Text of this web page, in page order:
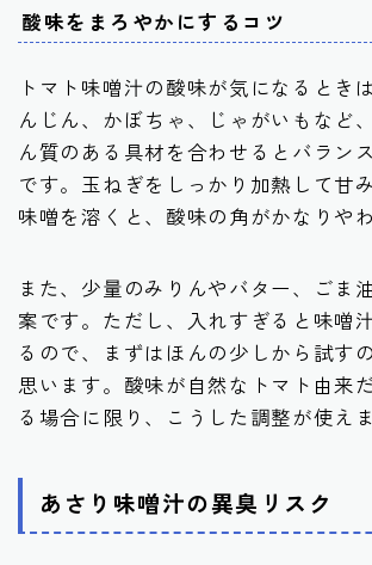
酸味をまろやかにするコツ
トマト味噌汁の酸味が気になるとき
んじん、かぼちゃ、じゃがいもなど
ん質のある具材を合わせるとバラン
です。玉ねぎをしっかり加熱して甘
味噌を溶くと、酸味の角がかなりや
また、少量のみりんやバター、ごま
案です。ただし、入れすぎると味噌
るので、まずはほんの少しから試す
思います。酸味が自然なトマト由来
る場合に限り、こうした調整が使えま
あさり味噌汁の異臭リスク